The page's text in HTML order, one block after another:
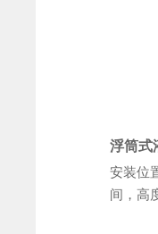
浮筒式
安装位
间，高